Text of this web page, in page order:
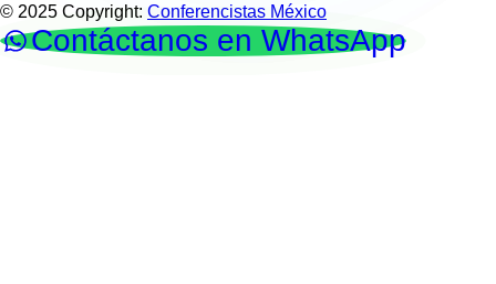
© 2025 Copyright: Conferencistas México
Contáctanos en WhatsApp